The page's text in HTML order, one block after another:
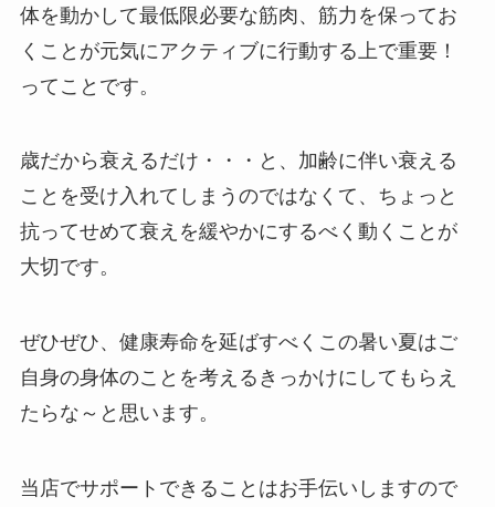
体を動かして最低限必要な筋肉、筋力を保ってお
くことが元気にアクティブに行動する上で重要！
ってことです。
歳だから衰えるだけ・・・と、加齢に伴い衰える
ことを受け入れてしまうのではなくて、ちょっと
抗ってせめて衰えを緩やかにするべく動くことが
大切です。
ぜひぜひ、健康寿命を延ばすべくこの暑い夏はご
自身の身体のことを考えるきっかけにしてもらえ
たらな～と思います。
当店でサポートできることはお手伝いしますので